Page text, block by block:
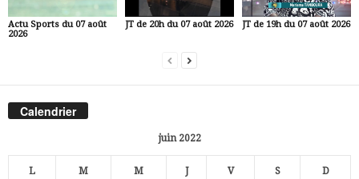
Actu Sports du 07 août
2026
JT de 20h du 07 août 2026 JT de 19h du 07 août 2026
Calendrier
juin 2022
L M M J V S D